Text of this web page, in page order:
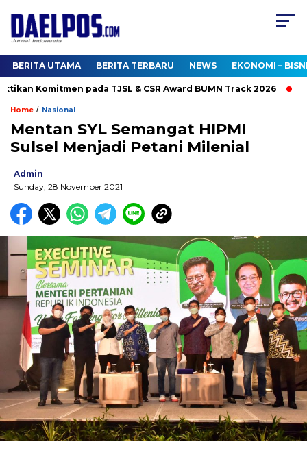
BERITA UTAMA BERITA TERBARU NEWS EKONOMI –
Komitmen pada TJSL & CSR Award BUMN Track 2026
Home / Nasional
Mentan SYL Semangat HIPMI
Sulsel Menjadi Petani Milenial
Admin
Sunday, 28 November 2021